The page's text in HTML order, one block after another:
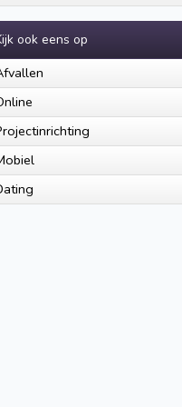
ook eens op